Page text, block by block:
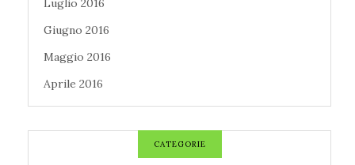
Luglio 2016
Giugno 2016
Maggio 2016
Aprile 2016
CATEGORIE